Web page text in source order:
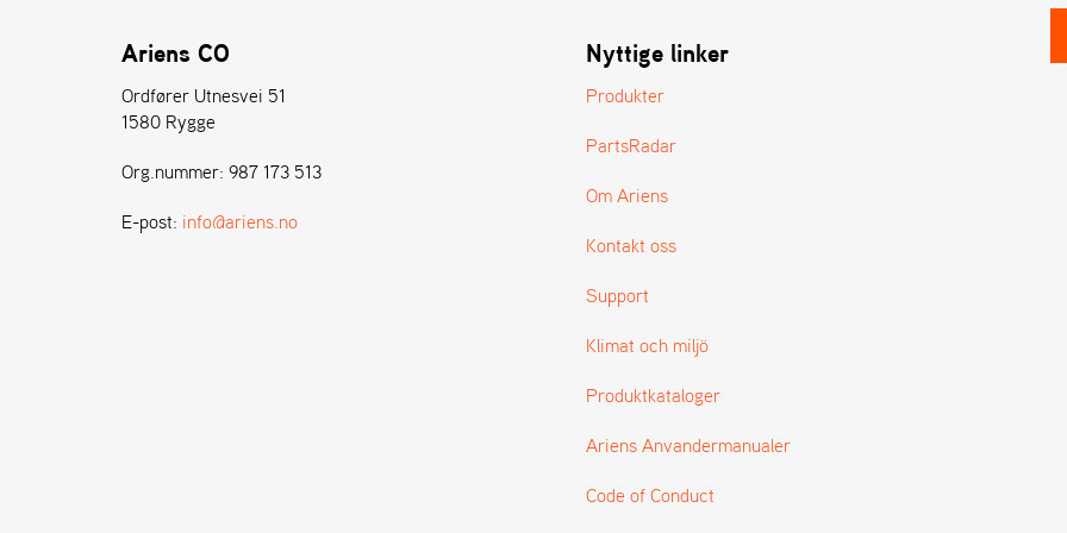
Ariens CO
Ordfører Utnesvei 51
1580 Rygge
Org.nummer: 987 173 513
E-post: info@ariens.no
Nyttige linker
Produkter
PartsRadar
Om Ariens
Kontakt oss
Support
Klimat och miljö
Produktkataloger
Ariens Anvandermanualer
Code of Conduct